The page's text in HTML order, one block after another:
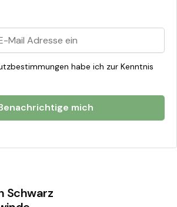
habe ich zur Kenntnis
mich
Schwarz